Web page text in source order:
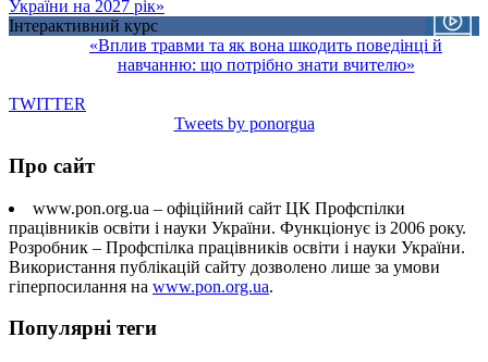
України на 2027 рік»
Інтерактивний курс
«Вплив травми та як вона шкодить поведінці й
навчанню: що потрібно знати вчителю»
TWITTER
Tweets by ponorgua
Про сайт
www.pon.org.ua – офіційний сайт ЦК Профспілки
працівників освіти і науки України. Функціонує із 2006 року.
Розробник – Профспілка працівників освіти і науки України.
Використання публікацій сайту дозволено лише за умови
гіперпосилання на www.pon.org.ua.
Популярні теги